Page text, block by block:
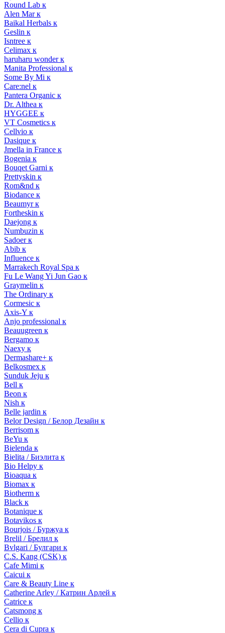
Round Lab к
Alen Mar к
Baikal Herbals к
Geslin к
Isntree к
Celimax к
haruharu wonder к
Manita Professional к
Some By Mi к
Care:nel к
Pantera Organic к
Dr. Althea к
HYGGEE к
VT Cosmetics к
Cellvio к
Dasique к
Jmella in France к
Bogenia к
Bouqet Garni к
Prettyskin к
Rom&nd к
Biodance к
Beaumyr к
Fortheskin к
Daejong к
Numbuzin к
Sadoer к
Abib к
Influence к
Marrakech Royal Spa к
Fu Le Wang Yi Jun Gao к
Graymelin к
The Ordinary к
Cormesic к
Axis-Y к
Anjo professional к
Beauugreen к
Bergamo к
Naexy к
Dermashare+ к
Belkosmex к
Sunduk Jeju к
Bell к
Beon к
Nish к
Belle jardin к
Belor Design / Белор Дезайн к
Berrisom к
BeYu к
Bielenda к
Bielita / Биэлита к
Bio Helpy к
Bioaqua к
Biomax к
Biotherm к
Black к
Botanique к
Botavikos к
Bourjois / Буржуа к
Brelil / Брелил к
Bvlgari / Булгари к
C.S. Kang (CSK) к
Cafe Mimi к
Caicui к
Care & Beauty Line к
Catherine Arley / Катрин Арлей к
Catrice к
Catsmong к
Cellio к
Cera di Cupra к